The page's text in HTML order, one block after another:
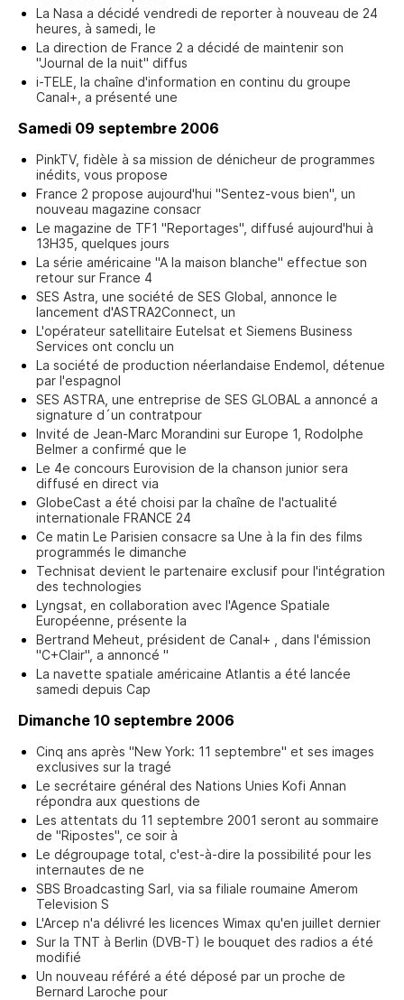
La Nasa a décidé vendredi de reporter à nouveau de 24
heures, à samedi, le
La direction de France 2 a décidé de maintenir son
"Journal de la nuit" diffus
i-TELE, la chaîne d'information en continu du groupe
Canal+, a présenté une
Samedi 09 septembre 2006
PinkTV, fidèle à sa mission de dénicheur de programmes
inédits, vous propose
France 2 propose aujourd'hui "Sentez-vous bien", un
nouveau magazine consacr
Le magazine de TF1 "Reportages", diffusé aujourd'hui à
13H35, quelques jours
La série américaine "A la maison blanche" effectue son
retour sur France 4
SES Astra, une société de SES Global, annonce le
lancement d'ASTRA2Connect, un
L'opérateur satellitaire Eutelsat et Siemens Business
Services ont conclu un
La société de production néerlandaise Endemol, détenue
par l'espagnol
SES ASTRA, une entreprise de SES GLOBAL a annoncé a
signature d´un contratpour
Invité de Jean-Marc Morandini sur Europe 1, Rodolphe
Belmer a confirmé que le
Le 4e concours Eurovision de la chanson junior sera
diffusé en direct via
GlobeCast a été choisi par la chaîne de l'actualité
internationale FRANCE 24
Ce matin Le Parisien consacre sa Une à la fin des films
programmés le dimanche
Technisat devient le partenaire exclusif pour l'intégration
des technologies
Lyngsat, en collaboration avec l'Agence Spatiale
Européenne, présente la
Bertrand Meheut, président de Canal+ , dans l'émission
"C+Clair", a annoncé "
La navette spatiale américaine Atlantis a été lancée
samedi depuis Cap
Dimanche 10 septembre 2006
Cinq ans après "New York: 11 septembre" et ses images
exclusives sur la tragé
Le secrétaire général des Nations Unies Kofi Annan
répondra aux questions de
Les attentats du 11 septembre 2001 seront au sommaire
de "Ripostes", ce soir à
Le dégroupage total, c'est-à-dire la possibilité pour les
internautes de ne
SBS Broadcasting Sarl, via sa filiale roumaine Amerom
Television S
L'Arcep n'a délivré les licences Wimax qu'en juillet dernier
Sur la TNT à Berlin (DVB-T) le bouquet des radios a été
modifié
Un nouveau référé a été déposé par un proche de
Bernard Laroche pour